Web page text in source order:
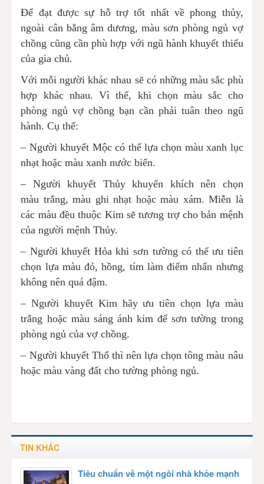
Để đạt được sự hỗ trợ tốt nhất về phong thủy,
ngoài cân bằng âm dương, màu sơn phòng ngủ vợ
chồng cũng cần phù hợp với ngũ hành khuyết thiếu
của gia chủ.
Với mỗi người khác nhau sẽ có những màu sắc phù
hợp khác nhau. Vì thế, khi chọn màu sắc cho
phòng ngủ vợ chồng bạn cần phải tuân theo ngũ
hành. Cụ thể:
– Người khuyết Mộc có thể lựa chọn màu xanh lục
nhạt hoặc màu xanh nước biển.
– Người khuyết Thủy khuyến khích nên chọn
màu trắng, màu ghi nhạt hoặc màu xám. Miễn là
các màu đều thuộc Kim sẽ tương trợ cho bản mệnh
của người mệnh Thủy.
– Người khuyết Hỏa khi sơn tường có thể ưu tiên
chọn lựa màu đỏ, hồng, tím làm điểm nhấn nhưng
không nên quá đậm.
– Người khuyết Kim hãy ưu tiên chọn lựa màu
trắng hoặc màu sáng ánh kim để sơn tường trong
phòng ngủ của vợ chồng.
– Người khuyết Thổ thì nên lựa chọn tông màu nâu
hoặc màu vàng đất cho tường phòng ngủ.
TIN KHÁC
Tiêu chuẩn về một ngôi nhà khỏe mạnh